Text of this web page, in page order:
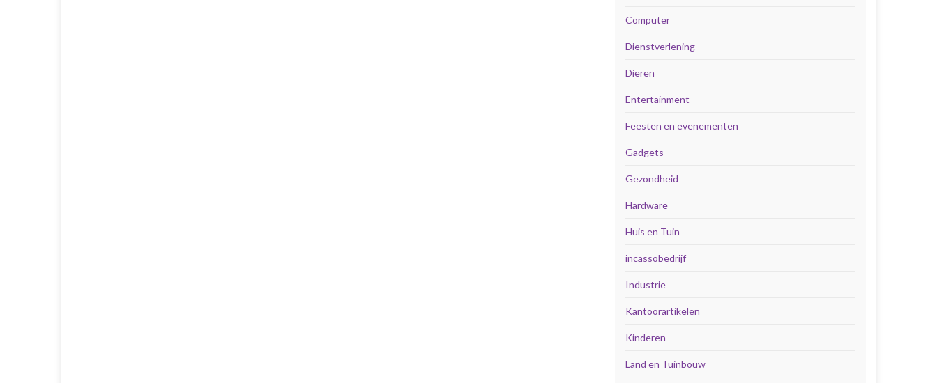
Computer
Dienstverlening
Dieren
Entertainment
Feesten en evenementen
Gadgets
Gezondheid
Hardware
Huis en Tuin
incassobedrijf
Industrie
Kantoorartikelen
Kinderen
Land en Tuinbouw